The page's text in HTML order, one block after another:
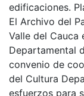
edificaciones.
El Archivo del
Valle del Cauca
Departamental
convenio de
del Cultura
esfuerzos para